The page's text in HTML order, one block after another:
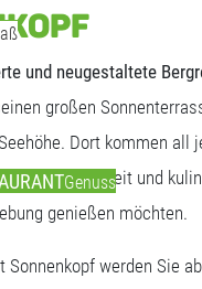
Genuss
und neugestaltete
großen
Dort kommen all
Gastlichkeit und
genießen möchten.
Sonnenkopf werden Sie